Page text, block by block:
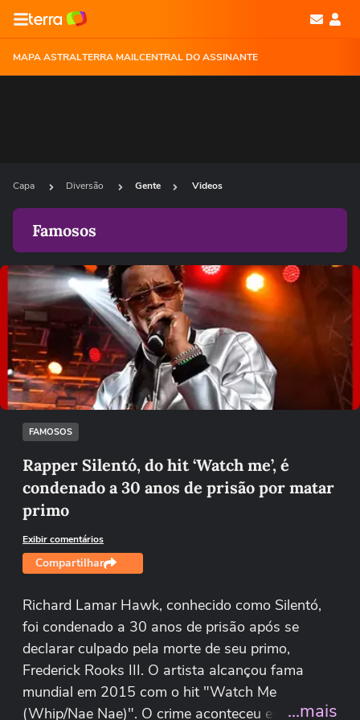
MAPA ASTRALTERRA MAILCENTRAL DO ASSINANTE
Capa Diversão Gente Videos
Famosos
Ops!
Não foi possível reproduzir o vídeo
Tentar novamente
FAMOSOS
Rapper Silentó, do hit ‘Watch me’, é
condenado a 30 anos de prisão por matar
primo
Exibir comentários
Compartilhar
Richard Lamar Hawk, conhecido como Silentó,
foi condenado a 30 anos de prisão após se
declarar culpado pela morte de seu primo,
Frederick Rooks III. O artista alcançou fama
mundial em 2015 com o hit "Watch Me
(Whip/Nae Nae)". O crime aconteceu em 2021,
...mais